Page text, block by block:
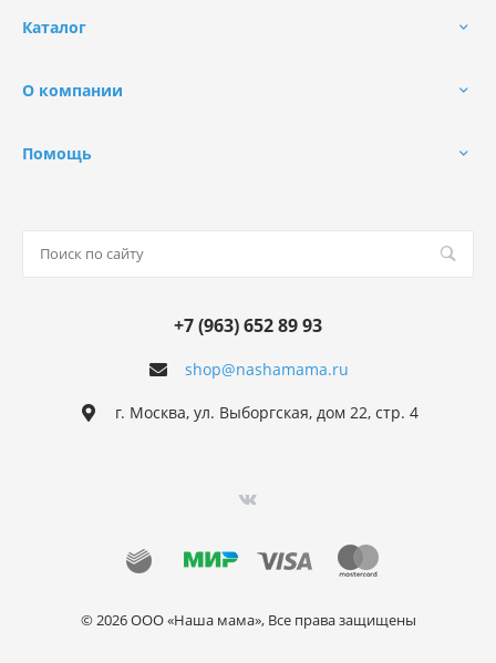
Каталог
О компании
Помощь
shop@nashamama.ru
+7 (963) 652 89 93
г. Москва, ул. Выборгская, дом 22, стр. 4
© 2026 ООО «Наша мама», Все права защищены